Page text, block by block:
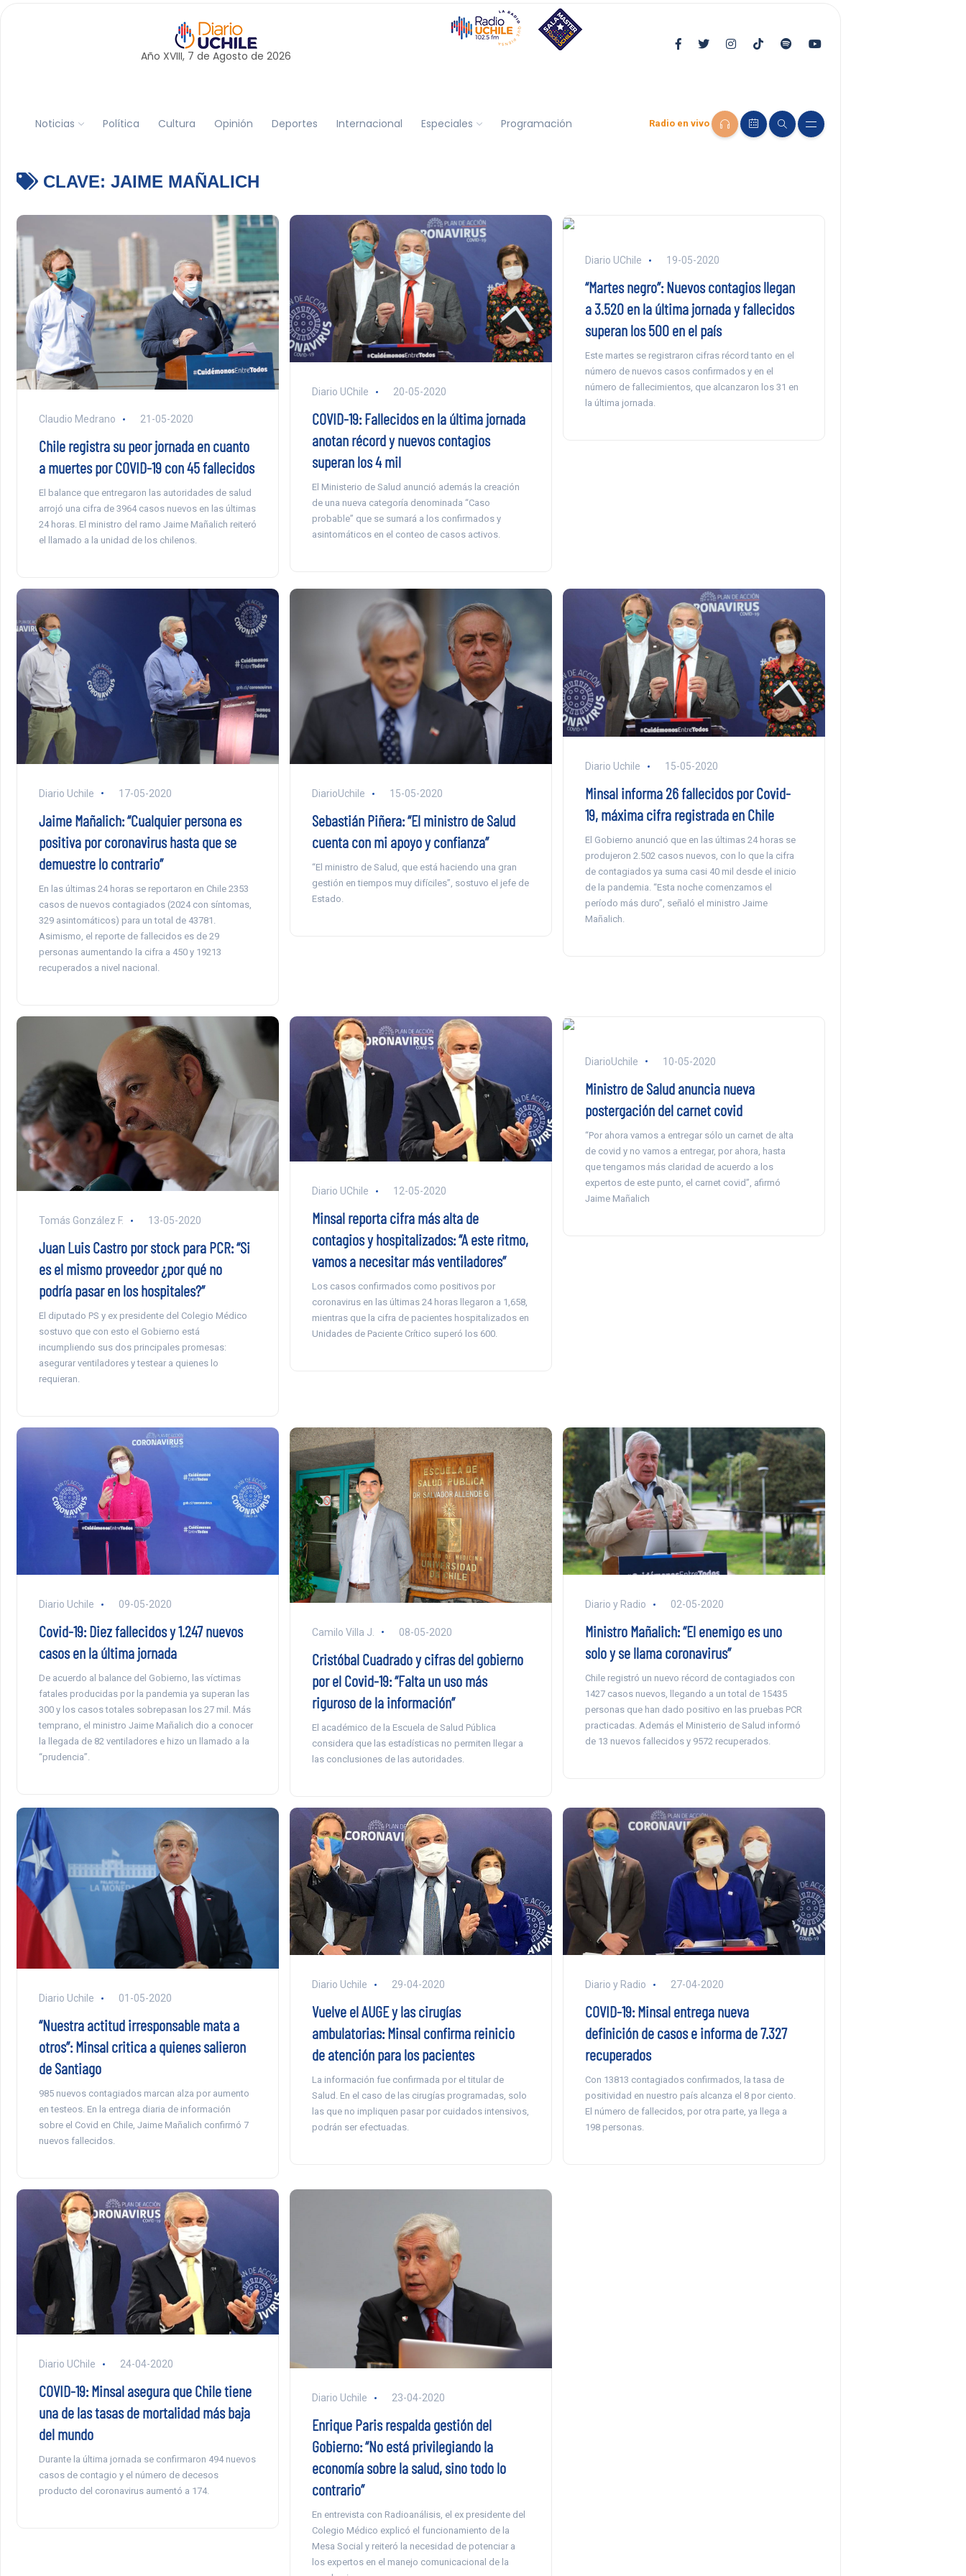
Año XVIII, 7 de Agosto de 2026
Noticias Política Cultura Opinión Deportes Internacional Especiales Programación Radio en vivo
CLAVE: JAIME MAÑALICH
Claudio Medrano 21-05-2020
Chile registra su peor jornada en cuanto
a muertes por COVID-19 con 45 fallecidos
El balance que entregaron las autoridades de salud
arrojó una cifra de 3964 casos nuevos en las últimas
24 horas. El ministro del ramo Jaime Mañalich reiteró
el llamado a la unidad de los chilenos.
Diario UChile 20-05-2020
COVID-19: Fallecidos en la última jornada
anotan récord y nuevos contagios
superan los 4 mil
El Ministerio de Salud anunció además la creación
de una nueva categoría denominada “Caso
probable” que se sumará a los confirmados y
asintomáticos en el conteo de casos activos.
Diario UChile 19-05-2020
“Martes negro”: Nuevos contagios llegan
a 3.520 en la última jornada y fallecidos
superan los 500 en el país
Este martes se registraron cifras récord tanto en el
número de nuevos casos confirmados y en el
número de fallecimientos, que alcanzaron los 31 en
la última jornada.
Diario Uchile 17-05-2020
Jaime Mañalich: “Cualquier persona es
positiva por coronavirus hasta que se
demuestre lo contrario”
En las últimas 24 horas se reportaron en Chile 2353
casos de nuevos contagiados (2024 con síntomas,
329 asintomáticos) para un total de 43781.
Asimismo, el reporte de fallecidos es de 29
personas aumentando la cifra a 450 y 19213
recuperados a nivel nacional.
DiarioUchile 15-05-2020
Sebastián Piñera: “El ministro de Salud
cuenta con mi apoyo y confianza”
“El ministro de Salud, que está haciendo una gran
gestión en tiempos muy difíciles”, sostuvo el jefe de
Estado.
Diario Uchile 15-05-2020
Minsal informa 26 fallecidos por Covid-
19, máxima cifra registrada en Chile
El Gobierno anunció que en las últimas 24 horas se
produjeron 2.502 casos nuevos, con lo que la cifra
de contagiados ya suma casi 40 mil desde el inicio
de la pandemia. “Esta noche comenzamos el
período más duro”, señaló el ministro Jaime
Mañalich.
Tomás González F. 13-05-2020
Juan Luis Castro por stock para PCR: “Si
es el mismo proveedor ¿por qué no
podría pasar en los hospitales?”
El diputado PS y ex presidente del Colegio Médico
sostuvo que con esto el Gobierno está
incumpliendo sus dos principales promesas:
asegurar ventiladores y testear a quienes lo
requieran.
Diario UChile 12-05-2020
Minsal reporta cifra más alta de
contagios y hospitalizados: “A este ritmo,
vamos a necesitar más ventiladores”
Los casos confirmados como positivos por
coronavirus en las últimas 24 horas llegaron a 1,658,
mientras que la cifra de pacientes hospitalizados en
Unidades de Paciente Crítico superó los 600.
DiarioUchile 10-05-2020
Ministro de Salud anuncia nueva
postergación del carnet covid
“Por ahora vamos a entregar sólo un carnet de alta
de covid y no vamos a entregar, por ahora, hasta
que tengamos más claridad de acuerdo a los
expertos de este punto, el carnet covid”, afirmó
Jaime Mañalich
Diario Uchile 09-05-2020
Covid-19: Diez fallecidos y 1.247 nuevos
casos en la última jornada
De acuerdo al balance del Gobierno, las víctimas
fatales producidas por la pandemia ya superan las
300 y los casos totales sobrepasan los 27 mil. Más
temprano, el ministro Jaime Mañalich dio a conocer
la llegada de 82 ventiladores e hizo un llamado a la
“prudencia”.
Camilo Villa J. 08-05-2020
Cristóbal Cuadrado y cifras del gobierno
por el Covid-19: “Falta un uso más
riguroso de la información”
El académico de la Escuela de Salud Pública
considera que las estadísticas no permiten llegar a
las conclusiones de las autoridades.
Diario y Radio 02-05-2020
Ministro Mañalich: “El enemigo es uno
solo y se llama coronavirus”
Chile registró un nuevo récord de contagiados con
1427 casos nuevos, llegando a un total de 15435
personas que han dado positivo en las pruebas PCR
practicadas. Además el Ministerio de Salud informó
de 13 nuevos fallecidos y 9572 recuperados.
Diario Uchile 01-05-2020
“Nuestra actitud irresponsable mata a
otros”: Minsal critica a quienes salieron
de Santiago
985 nuevos contagiados marcan alza por aumento
en testeos. En la entrega diaria de información
sobre el Covid en Chile, Jaime Mañalich confirmó 7
nuevos fallecidos.
Diario Uchile 29-04-2020
Vuelve el AUGE y las cirugías
ambulatorias: Minsal confirma reinicio
de atención para los pacientes
La información fue confirmada por el titular de
Salud. En el caso de las cirugías programadas, solo
las que no impliquen pasar por cuidados intensivos,
podrán ser efectuadas.
Diario y Radio 27-04-2020
COVID-19: Minsal entrega nueva
definición de casos e informa de 7.327
recuperados
Con 13813 contagiados confirmados, la tasa de
positividad en nuestro país alcanza el 8 por ciento.
El número de fallecidos, por otra parte, ya llega a
198 personas.
Diario UChile 24-04-2020
COVID-19: Minsal asegura que Chile tiene
una de las tasas de mortalidad más baja
del mundo
Durante la última jornada se confirmaron 494 nuevos
casos de contagio y el número de decesos
producto del coronavirus aumentó a 174.
Diario Uchile 23-04-2020
Enrique Paris respalda gestión del
Gobierno: “No está privilegiando la
economía sobre la salud, sino todo lo
contrario”
En entrevista con Radioanálisis, el ex presidente del
Colegio Médico explicó el funcionamiento de la
Mesa Social y reiteró la necesidad de potenciar a
los expertos en el manejo comunicacional de la